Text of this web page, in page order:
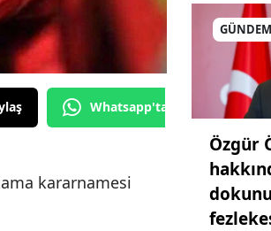
Whatsapp'tan Gönder
kararnamesi
GÜNDEM
Özgür